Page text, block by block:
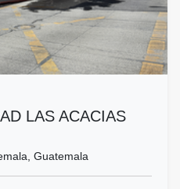
LAS ACACIAS
Guatemala